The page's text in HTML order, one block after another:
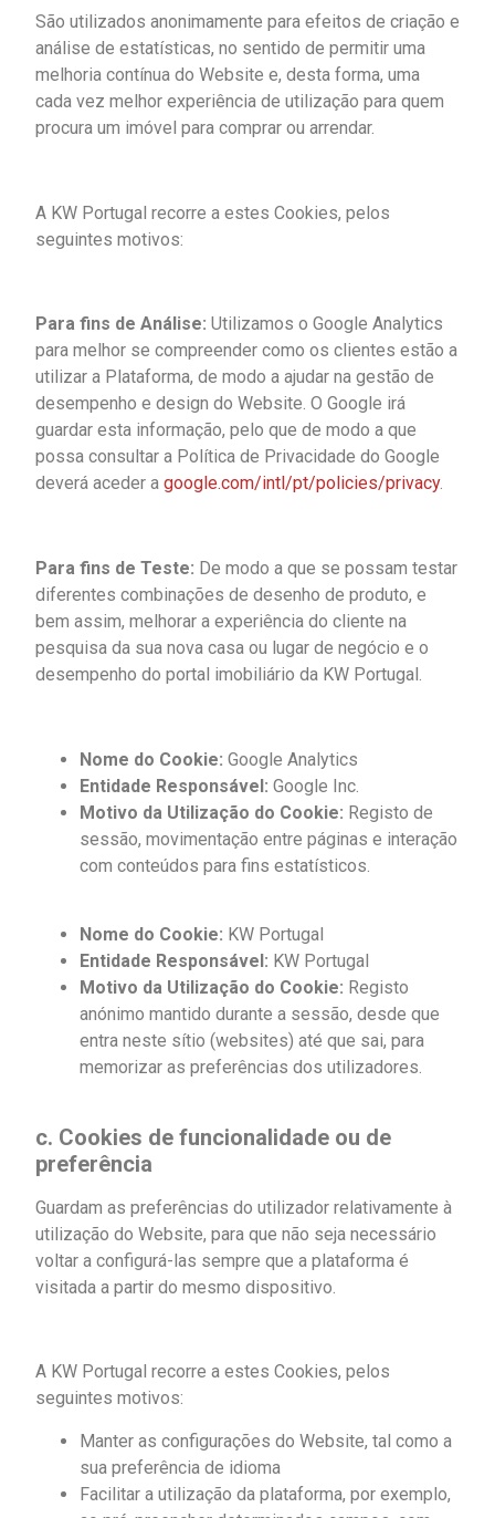
São utilizados anonimamente para efeitos de criação e
análise de estatísticas, no sentido de permitir uma
melhoria contínua do Website e, desta forma, uma
cada vez melhor experiência de utilização para quem
procura um imóvel para comprar ou arrendar.
A KW Portugal recorre a estes Cookies, pelos
seguintes motivos:
Para fins de Análise: Utilizamos o Google Analytics
para melhor se compreender como os clientes estão a
utilizar a Plataforma, de modo a ajudar na gestão de
desempenho e design do Website. O Google irá
guardar esta informação, pelo que de modo a que
possa consultar a Política de Privacidade do Google
deverá aceder a google.com/intl/pt/policies/privacy.
Para fins de Teste: De modo a que se possam testar
diferentes combinações de desenho de produto, e
bem assim, melhorar a experiência do cliente na
pesquisa da sua nova casa ou lugar de negócio e o
desempenho do portal imobiliário da KW Portugal.
Nome do Cookie: Google Analytics
Entidade Responsável: Google Inc.
Motivo da Utilização do Cookie: Registo de
sessão, movimentação entre páginas e interação
com conteúdos para fins estatísticos.
Nome do Cookie: KW Portugal
Entidade Responsável: KW Portugal
Motivo da Utilização do Cookie: Registo
anónimo mantido durante a sessão, desde que
entra neste sítio (websites) até que sai, para
memorizar as preferências dos utilizadores.
c. Cookies de funcionalidade ou de
preferência
Guardam as preferências do utilizador relativamente à
utilização do Website, para que não seja necessário
voltar a configurá-las sempre que a plataforma é
visitada a partir do mesmo dispositivo.
A KW Portugal recorre a estes Cookies, pelos
seguintes motivos:
Manter as configurações do Website, tal como a
sua preferência de idioma
Facilitar a utilização da plataforma, por exemplo,